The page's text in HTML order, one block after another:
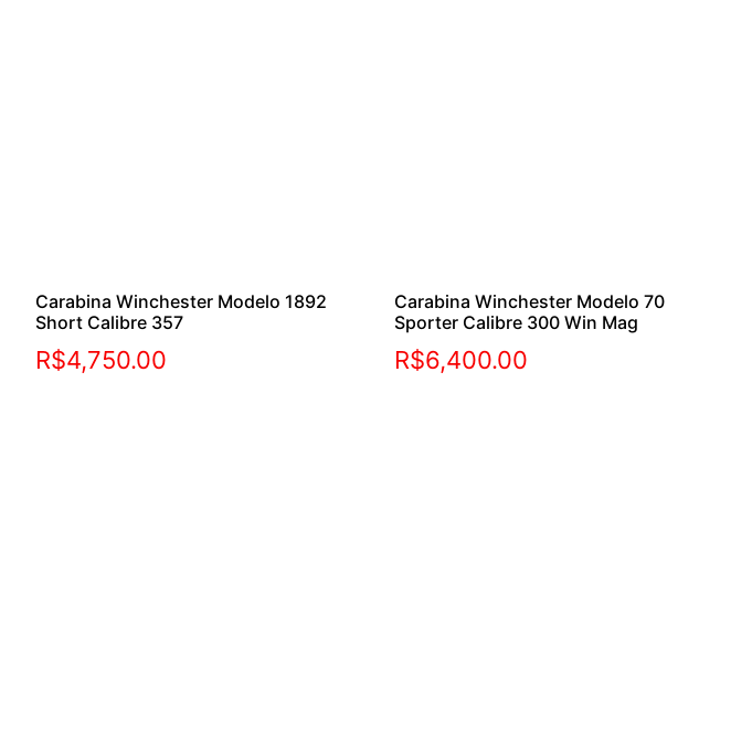
Carabina Winchester Modelo 1892
Short Calibre 357
R$4,750.00
Carabina Winchester Modelo 70
Sporter Calibre 300 Win Mag
R$6,400.00